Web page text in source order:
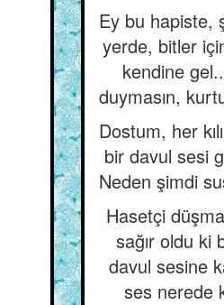
Ey bu hapiste,
yerde, bitler
kendine
duymasın,
Dostum, her
bir davul sesi
Neden şimdi
Hasetçi
sağır oldu ki
davul sesine
ses nerede